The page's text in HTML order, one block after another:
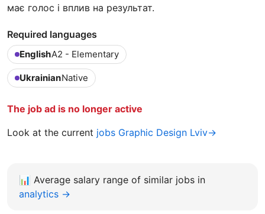
має голос і вплив на результат.
Required languages
EnglishA2 - Elementary
UkrainianNative
The job ad is no longer active
Look at the current jobs Graphic Design Lviv→
📊 Average salary range of similar jobs in
analytics →